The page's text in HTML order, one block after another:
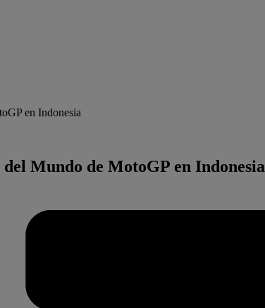
en Indonesia
Mundo de MotoGP en Indonesia